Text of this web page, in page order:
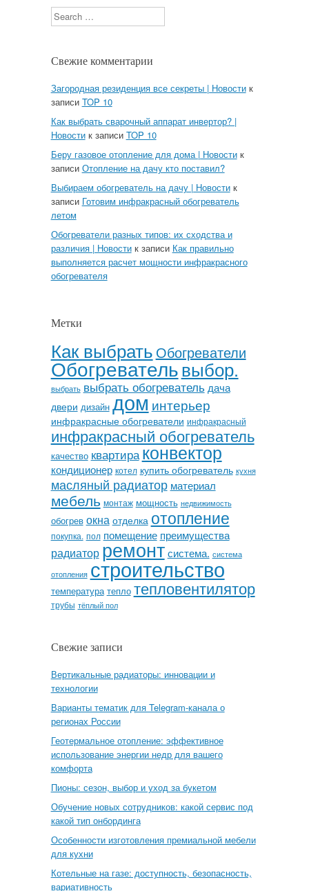
Search
Свежие комментарии
Загородная резиденция все секреты | Новостик
записи TOP 10
Как выбрать сварочный аппарат инвертор? |
Новостик записи TOP 10
Беру газовое отопление для дома | Новостик
записи Отопление на дачу кто поставил?
Выбираем обогреватель на дачу | Новостик
записи Готовим инфракрасный обогреватель
летом
Обогреватели разных типов: их сходства и
различия | Новостик записи Как правильно
выполняется расчет мощности инфракрасного
обогревателя
Метки
Как выбрать Обогреватели
Обогревательвыбор.
выбрать выбрать обогреватель дача
двери дизайн дом интерьер
инфракрасные обогреватели инфракрасный
инфракрасный обогреватель
качество квартираконвектор
кондиционер котел купить обогреватель кухня
масляный радиатор материал
мебель монтаж мощность недвижимость
обогрев окна отделка отопление
покупка. пол помещение преимущества
радиатор ремонт система. система
отопления строительство
температура тепло тепловентилятор
трубы тёплый пол
Свежие записи
Вертикальные радиаторы: инновации и
технологии
Варианты тематик для Telegram-канала о
регионах России
Геотермальное отопление: эффективное
использование энергии недр для вашего
комфорта
Пионы: сезон, выбор и уход за букетом
Обучение новых сотрудников: какой сервис под
какой тип онбординга
Особенности изготовления премиальной мебели
для кухни
Котельные на газе: доступность, безопасность,
вариативность